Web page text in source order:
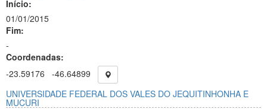
Início:
01/01/2015
Fim:
-
Coordenadas:
-23.59176
-46.64899
UNIVERSIDADE FEDERAL DOS VALES DO JEQUITINHONHA E
MUCURI